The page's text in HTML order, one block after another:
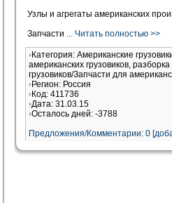
Узлы и агрегаты американских
Запчасти ... Читать полностью >>
Категория: Американские
американских грузовиков,
грузовиков/Запчасти для
Регион: Россия
Код: 411736
Дата: 31.03.15
Осталось дней: -3788
Предложения/Комментарии: 0